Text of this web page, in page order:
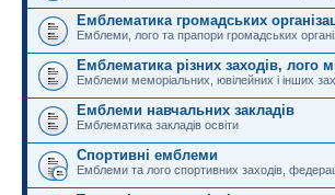
Емблематика громадських
Емблеми, лого та прапори громадських
Емблематика різних заходів, лого
Емблеми меморіальних, ювілейних і інших
Емблеми навчальних закладів
Емблематика закладів освіти
Спортивні емблеми
Емблеми та лого спортивних заходів,